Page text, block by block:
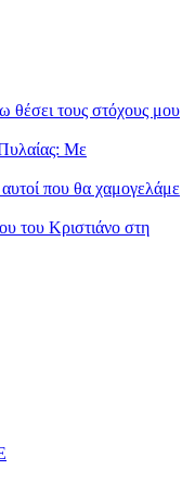
θέσει τους στόχους μου
Με
που θα χαμογελάμε
του Κριστιάνο στη